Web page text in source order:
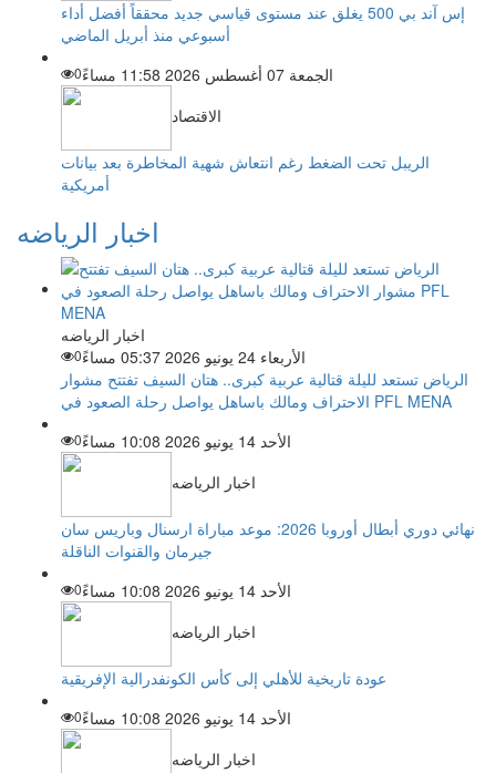
إس آند بي 500 يغلق عند مستوى قياسي جديد محققاً أفضل أداء
أسبوعي منذ أبريل الماضي
الجمعة 07 أغسطس 2026 11:58 مساءً
0
الاقتصاد
الريبل تحت الضغط رغم انتعاش شهية المخاطرة بعد بيانات
أمريكية
اخبار الرياضه
اخبار الرياضه
الأربعاء 24 يونيو 2026 05:37 مساءً
0
الرياض تستعد لليلة قتالية عربية كبرى.. هتان السيف تفتتح مشوار
الاحتراف ومالك باساهل يواصل رحلة الصعود في PFL MENA
الأحد 14 يونيو 2026 10:08 مساءً
0
اخبار الرياضه
نهائي دوري أبطال أوروبا 2026: موعد مباراة ارسنال وباريس سان
جيرمان والقنوات الناقلة
الأحد 14 يونيو 2026 10:08 مساءً
0
اخبار الرياضه
عودة تاريخية للأهلي إلى كأس الكونفدرالية الإفريقية
الأحد 14 يونيو 2026 10:08 مساءً
0
اخبار الرياضه